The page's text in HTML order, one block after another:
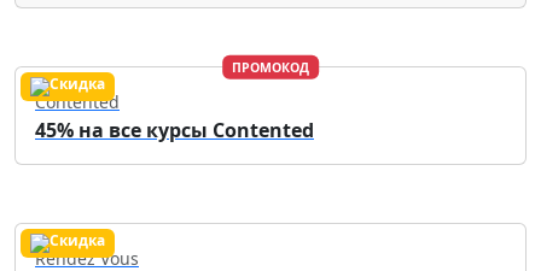
ПРОМОКОД
Contented
45% на все курсы Contented
Rendez Vous